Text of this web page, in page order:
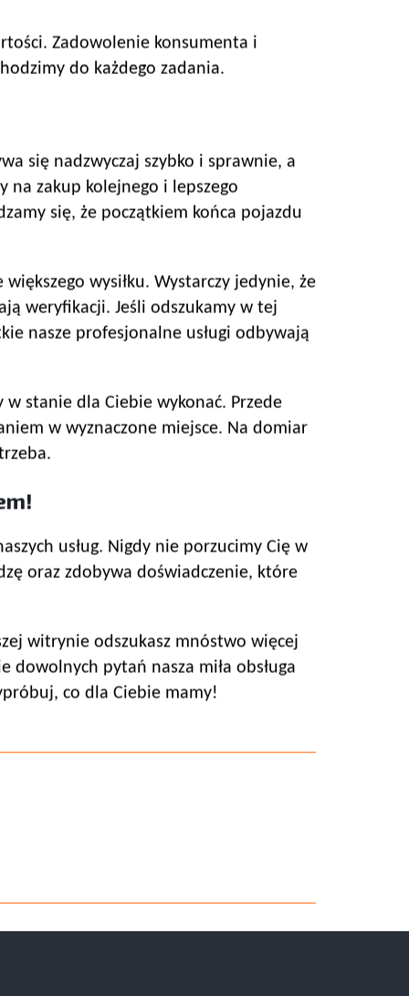
Zadowolenie konsumenta i
do każdego zadania.
się nadzwyczaj szybko i sprawnie, a
na zakup kolejnego i lepszego
się, że początkiem końca pojazdu
wysiłku. Wystarczy jedynie, że
weryfikacji. Jeśli odszukamy w tej
nasze profesjonalne usługi odbywają
stanie dla Ciebie wykonać. Przede
w wyznaczone miejsce. Na domiar
usług. Nigdy nie porzucimy Cię w
oraz zdobywa doświadczenie, które
witrynie odszukasz mnóstwo więcej
pytań nasza miła obsługa
co dla Ciebie mamy!